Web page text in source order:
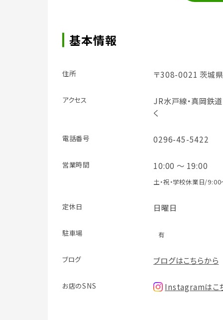
基本情報
住所 〒308-0021 茨城
アクセス
JR水戸線・真岡鉄
く
電話番号 0296-45-5422
営業時間 10:00 ～ 19:00
土・祝・学校休業日/
定休日 日曜日
駐車場 有
ブログ ブログはこちらから
お店のSNS Instagramはこ